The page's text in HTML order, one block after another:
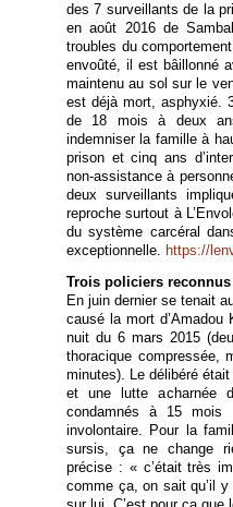
des 7 surveillants de la
en août 2016 de
troubles du
envoûté, il est bâillonné
maintenu au sol sur le
est déjà mort, asphyxié.
de 18 mois à deux
indemniser la famille à
prison et cinq ans
non-assistance à
deux surveillants
reproche surtout à
du système carcéral
exceptionnelle. https://
Trois policiers
En juin dernier se tenait
causé la mort
nuit du 6 mars 2015
thoracique compressée,
minutes). Le délibéré
et une lutte acharnée
condamnés à 15 mois
involontaire. Pour la
sursis, ça ne change
précise : « c’était très
comme ça, on sait qu’il